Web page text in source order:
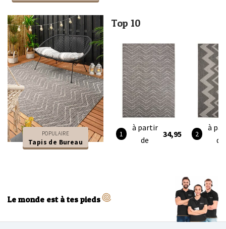
POPULAIRE
Tapis de Bureau
Top 10
à partir
de
34,95
à
de
Le monde est à tes pieds